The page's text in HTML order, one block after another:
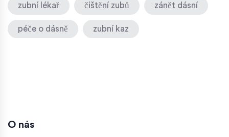
zubní lékař čištění zubů zánět dásní
péče o dásně zubní kaz
O nás